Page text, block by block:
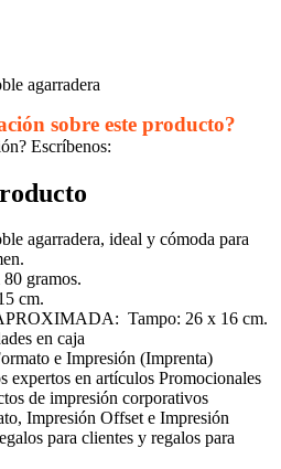
agarradera
sobre este producto?
Escríbenos:
agarradera, ideal y cómoda para
gramos.
cm.
Tampo: 26 x 16 cm.
en caja
e Impresión (Imprenta)
expertos en artículos Promocionales
de impresión corporativos
Impresión Offset e Impresión
para clientes y regalos para